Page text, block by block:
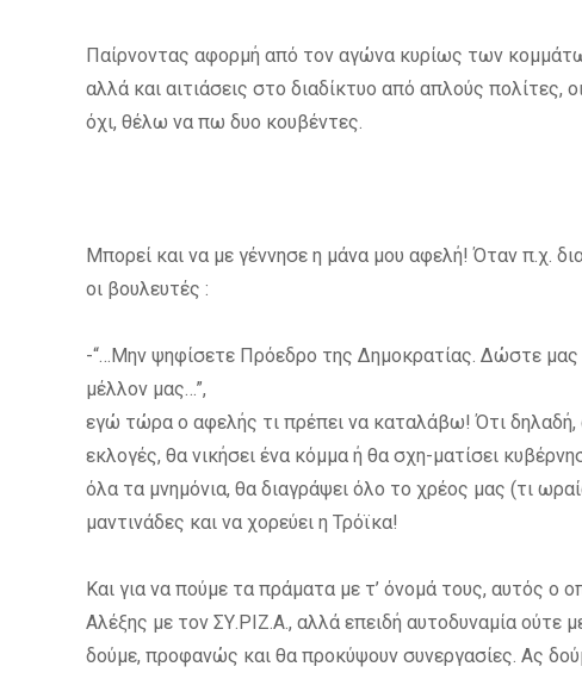
Παίρνοντας αφορμή από τον αγώνα κυρίως των
αλλά και αιτιάσεις στο διαδίκτυο από απλούς πολίτες,
όχι, θέλω να πω δυο κουβέντες.
Μπορεί και να με γέννησε η μάνα μου αφελή! Όταν π.χ.
οι βουλευτές :
-“…Μην ψηφίσετε Πρόεδρο της Δημοκρατίας. Δώστε μας
μέλλον μας…”,
εγώ τώρα ο αφελής τι πρέπει να καταλάβω! Ότι
εκλογές, θα νικήσει ένα κόμμα ή θα σχη-ματίσει
όλα τα μνημόνια, θα διαγράψει όλο το χρέος μας (τι
μαντινάδες και να χορεύει η Τρόϊκα!
Και για να πούμε τα πράματα με τ’ όνομά τους, αυτός ο
Αλέξης με τον ΣΥ.ΡΙΖ.Α., αλλά επειδή αυτοδυναμία ούτε
δούμε, προφανώς και θα προκύψουν συνεργασίες. Ας